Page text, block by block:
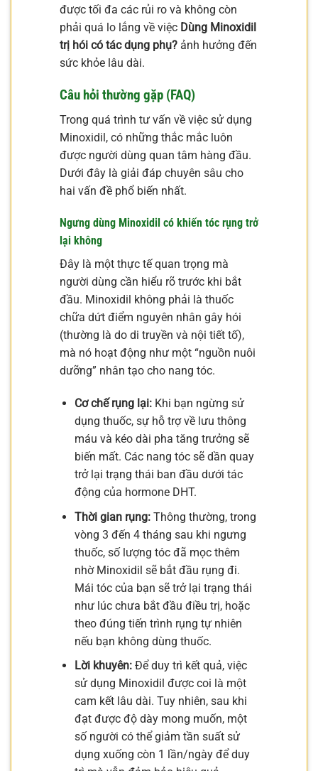
được tối đa các rủi ro và không còn
phải quá lo lắng về việc Dùng Minoxidil
trị hói có tác dụng phụ? ảnh hưởng đến
sức khỏe lâu dài.
Câu hỏi thường gặp (FAQ)
Trong quá trình tư vấn về việc sử dụng
Minoxidil, có những thắc mắc luôn
được người dùng quan tâm hàng đầu.
Dưới đây là giải đáp chuyên sâu cho
hai vấn đề phổ biến nhất.
Ngưng dùng Minoxidil có khiến tóc rụng trở
lại không
Đây là một thực tế quan trọng mà
người dùng cần hiểu rõ trước khi bắt
đầu. Minoxidil không phải là thuốc
chữa dứt điểm nguyên nhân gây hói
(thường là do di truyền và nội tiết tố),
mà nó hoạt động như một “nguồn nuôi
dưỡng” nhân tạo cho nang tóc.
Cơ chế rụng lại:Khi bạn ngừng sử
dụng thuốc, sự hỗ trợ về lưu thông
máu và kéo dài pha tăng trưởng sẽ
biến mất. Các nang tóc sẽ dần quay
trở lại trạng thái ban đầu dưới tác
động của hormone DHT.
Thời gian rụng:Thông thường, trong
vòng 3 đến 4 tháng sau khi ngưng
thuốc, số lượng tóc đã mọc thêm
nhờ Minoxidil sẽ bắt đầu rụng đi.
Mái tóc của bạn sẽ trở lại trạng thái
như lúc chưa bắt đầu điều trị, hoặc
theo đúng tiến trình rụng tự nhiên
nếu bạn không dùng thuốc.
Lời khuyên:Để duy trì kết quả, việc
sử dụng Minoxidil được coi là một
cam kết lâu dài. Tuy nhiên, sau khi
đạt được độ dày mong muốn, một
số người có thể giảm tần suất sử
dụng xuống còn 1 lần/ngày để duy